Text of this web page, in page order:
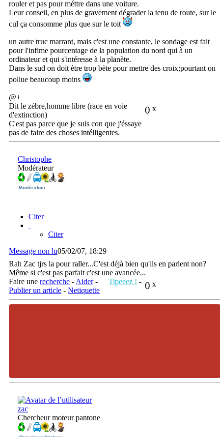
rouler et pas pour méttre dans une voiture.
Leur conseil, en plus de gravement dégrader la tenu de route, sur le
cul ça consomme plus que sur le toit
un autre truc marrant, mais c'est une constante, le sondage est fait
pour l'infime pourcentage de la population du nord qui à un
ordinateur et qui s'intéresse à la planète.
Dans le sud on doit ètre trop bète pour mettre des croix;pourtant on
pollue beaucoup moins
@+
0 x
Dit le zèbre,homme libre (race en voie
d'extinction)
C'est pas parce que je suis con que j'éssaye
pas de faire des choses intélligentes.
Christophe
Modérateur
Citer
Citer
Message non lu05/02/07, 18:29
Rah Zac tjrs la pour raller...C'est déjà bien qu'ils en parlent non?
Même si c'est pas parfait c'est une avancée...
0 x
Faire une recherche - Aider- Tipeeez ! -
Publier un article - Netiquette
zac
Chercheur moteur pantone